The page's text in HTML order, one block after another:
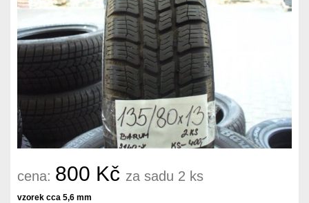
cena: 800 Kč za sadu 2 ks
vzorek cca 5,6 mm